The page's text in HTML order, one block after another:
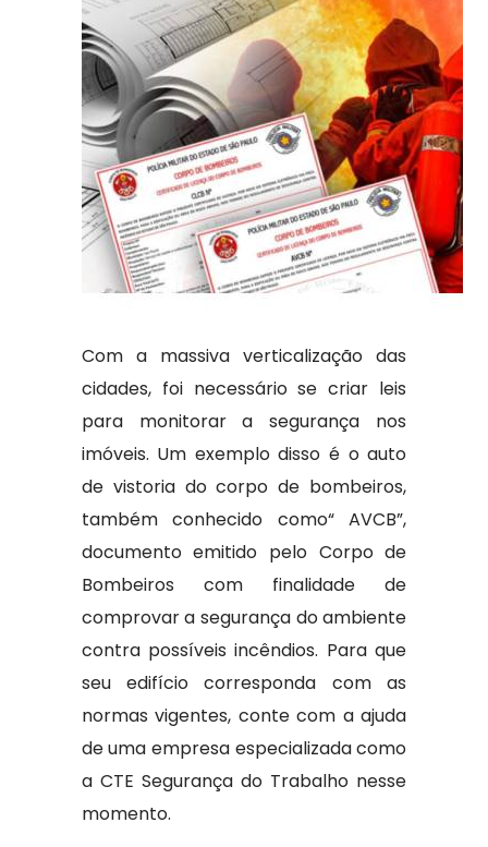
Com a massiva verticalização das
cidades, foi necessário se criar leis
para monitorar a segurança nos
imóveis. Um exemplo disso é o auto
de vistoria do corpo de bombeiros,
também conhecido como“ AVCB”,
documento emitido pelo Corpo de
Bombeiros com finalidade de
comprovar a segurança do ambiente
contra possíveis incêndios. Para que
seu edifício corresponda com as
normas vigentes, conte com a ajuda
de uma empresa especializada como
a CTE Segurança do Trabalho nesse
momento.